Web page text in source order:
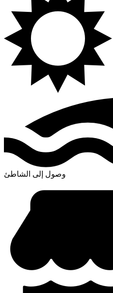
وصول إلى الشاطئ